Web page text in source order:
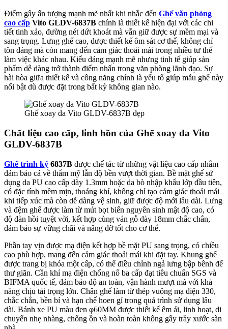
Điểm gây ấn tượng mạnh mẽ nhất khi nhắc đến Ghế văn phòng
cao cấp Vito GLDV-6837B chính là thiết kế hiện đại với các chi
tiết tinh xảo, đường nét dứt khoát mà vẫn giữ được sự mềm mại và
sang trọng. Lưng ghế cao, được thiết kế ôm sát cơ thể, không chỉ
tôn dáng mà còn mang đến cảm giác thoải mái trong nhiều tư thế
làm việc khác nhau. Kiểu dáng mạnh mẽ nhưng tinh tế giúp sản
phẩm dễ dàng trở thành điểm nhấn trong văn phòng lãnh đạo. Sự
hài hòa giữa thiết kế và công năng chính là yếu tố giúp mẫu ghế này
nổi bật dù được đặt trong bất kỳ không gian nào.
Ghế xoay da Vito GLDV-6837B đẹp
Chất liệu cao cấp, linh hồn của Ghế xoay da Vito
GLDV-6837B
Ghế trình ký 6837B được chế tác từ những vật liệu cao cấp nhằm
đảm bảo cả về thẩm mỹ lẫn độ bền vượt thời gian. Bề mặt ghế sử
dụng da PU cao cấp dày 1.3mm hoặc da bò nhập khẩu lớp đầu tiên,
có đặc tính mềm mịn, thoáng khí, không chỉ tạo cảm giác thoải mái
khi tiếp xúc mà còn dễ dàng vệ sinh, giữ được độ mới lâu dài. Lưng
và đệm ghế được làm từ mút bọt biển nguyên sinh mật độ cao, có
độ đàn hồi tuyệt vời, kết hợp cùng ván gỗ dày 18mm chắc chắn,
đảm bảo sự vững chãi và nâng đỡ tốt cho cơ thể.
Phần tay vịn được mạ điện kết hợp bề mặt PU sang trọng, có chiều
cao phù hợp, mang đến cảm giác thoải mái khi đặt tay. Khung ghế
được trang bị khóa một cấp, có thể điều chỉnh ngả lưng bập bênh để
thư giãn. Cần khí mạ điện chống nổ ba cấp đạt tiêu chuẩn SGS và
BIFMA quốc tế, đảm bảo độ an toàn, vận hành mượt mà với khả
năng chịu tải trọng lớn. Chân ghế làm từ thép vuông mạ điện 330,
chắc chắn, bền bỉ và hạn chế hoen gỉ trong quá trình sử dụng lâu
dài. Bánh xe PU màu đen φ60MM được thiết kế êm ái, linh hoạt, di
chuyển nhẹ nhàng, chống ồn và hoàn toàn không gây trầy xước sàn